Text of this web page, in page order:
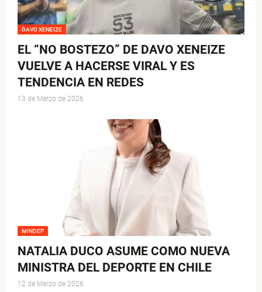
DAVO XENEIZE
EL “NO BOSTEZO” DE DAVO XENEIZE
VUELVE A HACERSE VIRAL Y ES
TENDENCIA EN REDES
13 de Marzo de 2026
MINDEP
NATALIA DUCO ASUME COMO NUEVA
MINISTRA DEL DEPORTE EN CHILE
12 de Marzo de 2026